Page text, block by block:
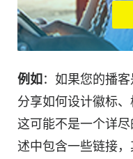
例如 ：如果您的播
分享如何设计徽标
这可能不是一个详
述中包含一些链接，